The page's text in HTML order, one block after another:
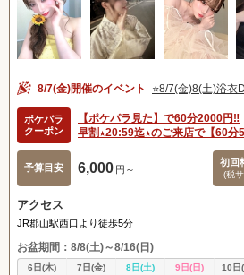
8/7(金)開催のイベント ⭐️8/7(金)8(土)浴衣
ポケパラ
クーポン
【ポケパラ見た】で60分2000円‼️
早割★20:59迄★のご来店で【60分
予算目安 6,000 円～
初回
(税
アクセス
JR郡山駅西口より徒歩5分
お盆期間：8/8(土)～8/16(日)
6日(木) 7日(金) 8日(土) 9日(日) 10日